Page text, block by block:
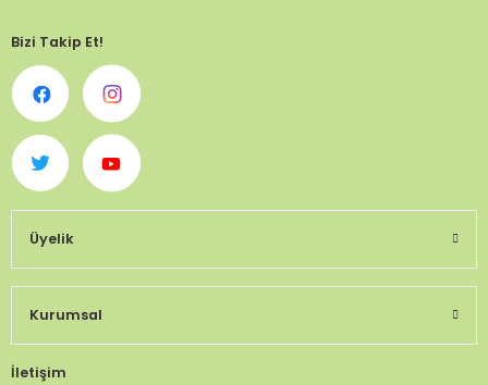
Bizi Takip Et!
Üyelik
Kurumsal
İletişim